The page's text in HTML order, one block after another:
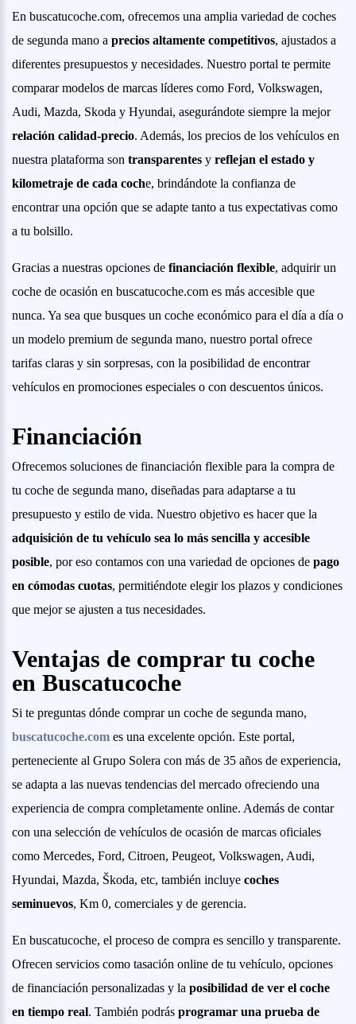
En buscatucoche.com, ofrecemos una amplia variedad de coches
de segunda mano a precios altamente competitivos, ajustados a
diferentes presupuestos y necesidades. Nuestro portal te permite
comparar modelos de marcas líderes como Ford, Volkswagen,
Audi, Mazda, Skoda y Hyundai, asegurándote siempre la mejor
relación calidad-precio. Además, los precios de los vehículos en
nuestra plataforma son transparentes y reflejan el estado y
kilometraje de cada coche, brindándote la confianza de
encontrar una opción que se adapte tanto a tus expectativas como
a tu bolsillo.
Gracias a nuestras opciones de financiación flexible, adquirir un
coche de ocasión en buscatucoche.com es más accesible que
nunca. Ya sea que busques un coche económico para el día a día o
un modelo premium de segunda mano, nuestro portal ofrece
tarifas claras y sin sorpresas, con la posibilidad de encontrar
vehículos en promociones especiales o con descuentos únicos.
Financiación
Ofrecemos soluciones de financiación flexible para la compra de
tu coche de segunda mano, diseñadas para adaptarse a tu
presupuesto y estilo de vida. Nuestro objetivo es hacer que la
adquisición de tu vehículo sea lo más sencilla y accesible
posible, por eso contamos con una variedad de opciones de pago
en cómodas cuotas, permitiéndote elegir los plazos y condiciones
que mejor se ajusten a tus necesidades.
Ventajas de comprar tu coche
en Buscatucoche
Si te preguntas dónde comprar un coche de segunda mano,
buscatucoche.com es una excelente opción. Este portal,
perteneciente al Grupo Solera con más de 35 años de experiencia,
se adapta a las nuevas tendencias del mercado ofreciendo una
experiencia de compra completamente online. Además de contar
con una selección de vehículos de ocasión de marcas oficiales
como Mercedes, Ford, Citroen, Peugeot, Volkswagen, Audi,
Hyundai, Mazda, Škoda, etc, también incluye coches
seminuevos, Km 0, comerciales y de gerencia.
En buscatucoche, el proceso de compra es sencillo y transparente.
Ofrecen servicios como tasación online de tu vehículo, opciones
de financiación personalizadas y la posibilidad de ver el coche
en tiempo real. También podrás programar una prueba de